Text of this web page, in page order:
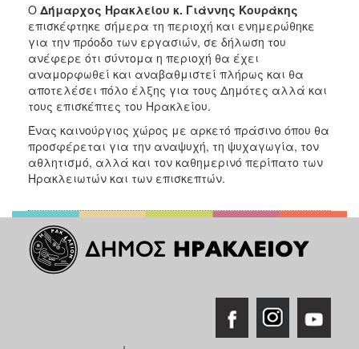
Ο Δήμαρχος Ηρακλείου κ. Γιάννης Κουράκης
επισκέφτηκε σήμερα τη περιοχή και ενημερώθηκε
για την πρόοδο των εργασιών, σε δήλωση του
ανέφερε ότι σύντομα η περιοχή θα έχει
αναμορφωθεί και αναβαθμιστεί πλήρως και θα
αποτελέσει πόλο έλξης για τους Δημότες αλλά και
τους επισκέπτες του Ηρακλείου.
Ένας καινούργιος χώρος με αρκετό πράσινο όπου θα
προσφέρεται για την αναψυχή, τη ψυχαγωγία, τον
αθλητισμό, αλλά και τον καθημερινό περίπατο των
Ηρακλειωτών και των επισκεπτών.